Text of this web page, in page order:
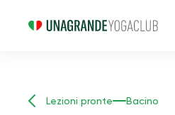
Lezioni pronte Bacino